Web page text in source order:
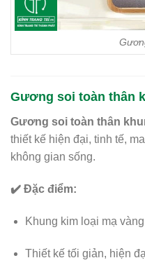
Gương soi toàn thân
Gương soi toàn thân
thiết kế hiện đại, tinh tế,
không gian sống.
✔️ Đặc điểm:
Khung kim loại mạ
Thiết kế tối giản, hiện